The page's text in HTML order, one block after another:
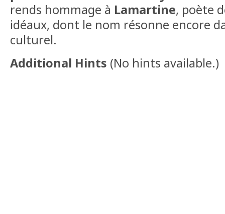
rends hommage à Lamartine, poète
idéaux, dont le nom résonne encore
culturel.
Additional Hints (No hints available.)